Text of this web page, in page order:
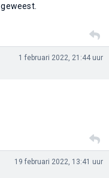
1 februari 2022, 21:44 uur
19 februari 2022, 13:41 uur